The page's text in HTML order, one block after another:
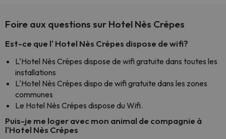
Foire aux questions sur Hotel Nès Crépes
Est-ce que l' Hotel Nès Crépes dispose de wifi?
L'Hotel Nès Crépes dispose de wifi gratuite dans toutes les
installations
L'Hotel Nès Crépes dispo de wifi gratuite dans les zones
communes
Le Hotel Nès Crépes dispose du Wifi.
Puis-je me loger avec mon animal de compagnie à
l'Hotel Nès Crépes